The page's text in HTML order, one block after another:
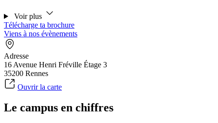
Voir plus
Télécharge ta brochure
Viens à nos évènements
Adresse
16 Avenue Henri Fréville Étage 3
35200 Rennes
Ouvrir la carte
Le campus en chiffres